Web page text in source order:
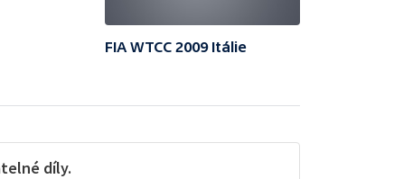
FIA WTCC 2009 Itálie
díly.